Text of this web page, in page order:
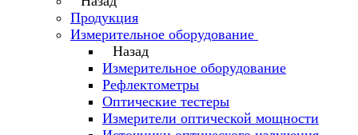
Продукция
Измерительное оборудование
Назад
Измерительное оборудование
Рефлектометры
Оптические тестеры
Измерители оптической мощности